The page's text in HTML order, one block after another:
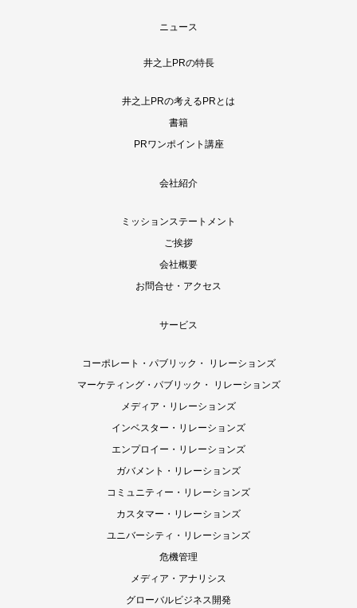
ニュース
井之上PRの特長
井之上PRの考えるPRとは
書籍
PRワンポイント講座
会社紹介
ミッションステートメント
ご挨拶
会社概要
お問合せ・アクセス
サービス
コーポレート・パブリック・ リレーションズ
マーケティング・パブリック・ リレーションズ
メディア・リレーションズ
インベスター・リレーションズ
エンプロイー・リレーションズ
ガバメント・リレーションズ
コミュニティー・リレーションズ
カスタマー・リレーションズ
ユニバーシティ・リレーションズ
危機管理
メディア・アナリシス
グローバルビジネス開発